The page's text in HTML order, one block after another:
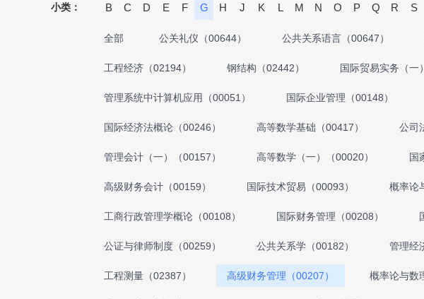
小类： B C D E F G H J K L M N O P Q R S
全部 公关礼仪（00644） 公共关系语言（00647）
工程经济（02194） 钢结构（02442） 国际贸易实务（一
管理系统中计算机应用（00051） 国际企业管理（00148）
国际经济法概论（00246） 高等数学基础（00417） 公司
管理会计（一）（00157） 高等数学（一）（00020） 国
高级财务会计（00159） 国际技术贸易（00093） 概率论
工商行政管理学概论（00108） 国际财务管理（00208）
公证与律师制度（00259） 公共关系学（00182） 管理经
工程测量（02387） 高级财务管理（00207） 概率论与数